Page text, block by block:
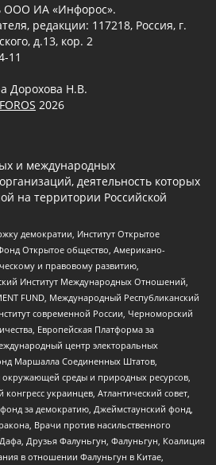
ООО ИА «Инфорос».
редакции: 117218, Россия, г.
д.13, кор. 2
11
Дорохова Н.В.
2026
и международных
деятельность которых
на территории Российской
демократии, Институт Открытое
Открытое общество, Американо-
и правовому развитию,
Институт Международных Отношений,
FUND, Международный Республиканский
современной России, Черноморский
Европейская Платформа за
центр электоральных
Маршалла Соединенных Штатов,
среды и природных ресурсов,
украинцев, Атлантический совет,
за демократию, Джеймстаунский фонд,
Врачи против насильственного
Друзья Фалуньгун, Фалуньгун, Коалиция
в отношении Фалуньгун в Китае,